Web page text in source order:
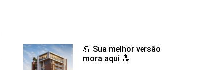
💪 Sua melhor versão
mora aqui 🔝